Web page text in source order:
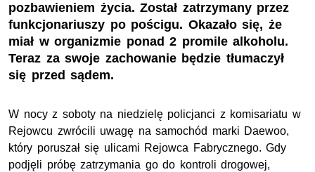
pozbawieniem życia. Został zatrzymany przez
funkcjonariuszy po pościgu. Okazało się, że
miał w organizmie ponad 2 promile alkoholu.
Teraz za swoje zachowanie będzie tłumaczył
się przed sądem.
W nocy z soboty na niedzielę policjanci z komisariatu w
Rejowcu zwrócili uwagę na samochód marki Daewoo,
który poruszał się ulicami Rejowca Fabrycznego. Gdy
podjęli próbę zatrzymania go do kontroli drogowej,